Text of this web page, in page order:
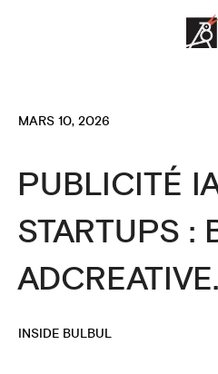
MARS 10, 2026
PUBLICITÉ
STARTUPS :
INSIDE BULBUL